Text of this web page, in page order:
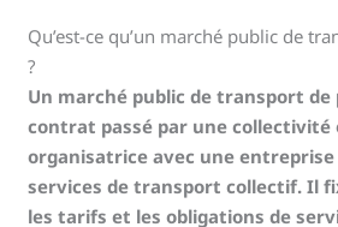
Qu’est-ce qu’un marché public de
?
Un marché public de transport de
contrat passé par une
organisatrice avec une
services de transport collectif. Il
les tarifs et les obligations de